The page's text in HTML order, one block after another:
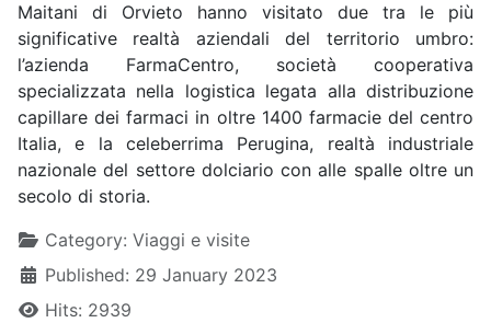
Maitani di Orvieto hanno visitato due tra le più
significative realtà aziendali del territorio umbro:
l’azienda FarmaCentro, società cooperativa
specializzata nella logistica legata alla distribuzione
capillare dei farmaci in oltre 1400 farmacie del centro
Italia, e la celeberrima Perugina, realtà industriale
nazionale del settore dolciario con alle spalle oltre un
secolo di storia.
DetailsCategory: Viaggi e visite
Published: 29 January 2023
Hits: 2939